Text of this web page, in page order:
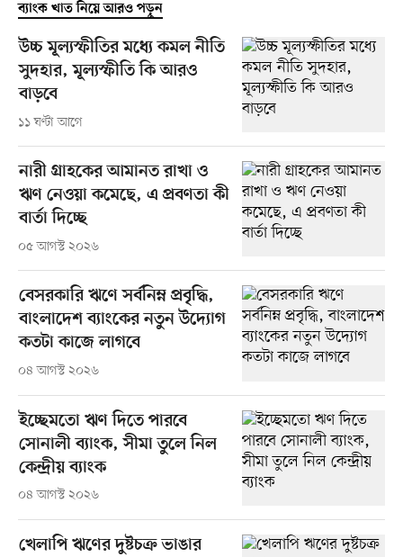
ব্যাংক খাত নিয়ে আরও পড়ুন
উচ্চ মূল্যস্ফীতির মধ্যে কমল নীতি
সুদহার, মূল্যস্ফীতি কি আরও
বাড়বে
১১ ঘণ্টা আগে
নারী গ্রাহকের আমানত রাখা ও
ঋণ নেওয়া কমেছে, এ প্রবণতা কী
বার্তা দিচ্ছে
০৫ আগস্ট ২০২৬
বেসরকারি ঋণে সর্বনিম্ন প্রবৃদ্ধি,
বাংলাদেশ ব্যাংকের নতুন উদ্যোগ
কতটা কাজে লাগবে
০৪ আগস্ট ২০২৬
ইচ্ছেমতো ঋণ দিতে পারবে
সোনালী ব্যাংক, সীমা তুলে নিল
কেন্দ্রীয় ব্যাংক
০৪ আগস্ট ২০২৬
খেলাপি ঋণের দুষ্টচক্র ভাঙার